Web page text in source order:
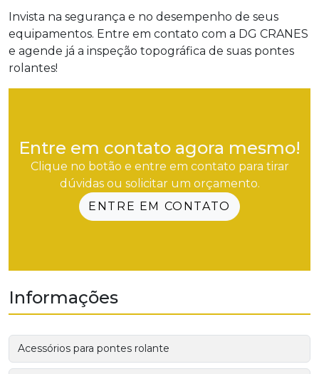
Invista na segurança e no desempenho de seus
equipamentos. Entre em contato com a DG CRANES
e agende já a inspeção topográfica de suas pontes
rolantes!
Entre em contato agora mesmo!
Clique no botão e entre em contato para tirar
dúvidas ou solicitar um orçamento.
ENTRE EM CONTATO
Informações
Acessórios para pontes rolante